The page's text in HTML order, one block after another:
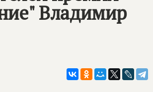
Владимир